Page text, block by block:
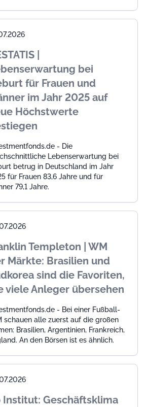
|
bei
für Frauen und
im Jahr 2025 auf
Höchstwerte
- Die
Lebenserwartung bei
betrug in Deutschland im Jahr
für Frauen 83,6 Jahre und für
79,1 Jahre.
Templeton | WM
Märkte: Brasilien und
sind die Favoriten,
viele Anleger übersehen
- Bei einer Fußball-
schauen alle zuerst auf die großen
Brasilien, Argentinien, Frankreich,
An den Börsen ist es ähnlich.
Institut: Geschäftsklima